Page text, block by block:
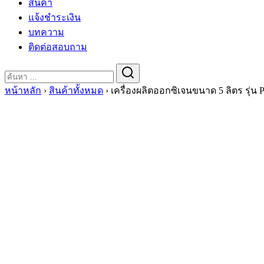
สินค้า
แจ้งชำระเงิน
บทความ
ติดต่อสอบถาม
for:
หน้าหลัก › สินค้าทั้งหมด › เครื่องผลิตออกซิเจนขนาด 5 ลิตร รุ่น